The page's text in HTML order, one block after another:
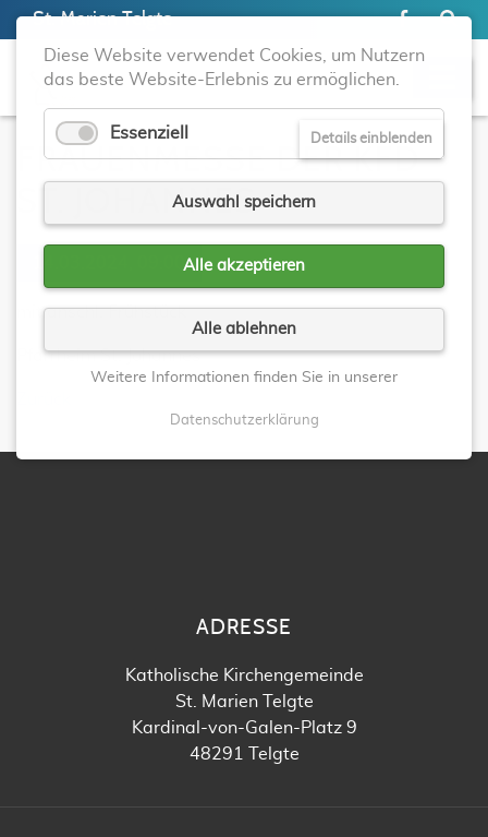
St. Marien Telgte
FRAUENMESSE DER KFD
ST. JOHANNES
14.03.2024, 09:00
mit anschl. Frühstück
Pfarrheim St. Johannes
ADRESSE
Katholische Kirchengemeinde
St. Marien Telgte
Kardinal-von-Galen-Platz 9
48291 Telgte
Diese Website verwendet Cookies, um Nutzern
das beste Website-Erlebnis zu ermöglichen.
Essenziell Details einblenden
Auswahl speichern
Alle akzeptieren
Alle ablehnen
Weitere Informationen finden Sie in unserer
Datenschutzerklärung